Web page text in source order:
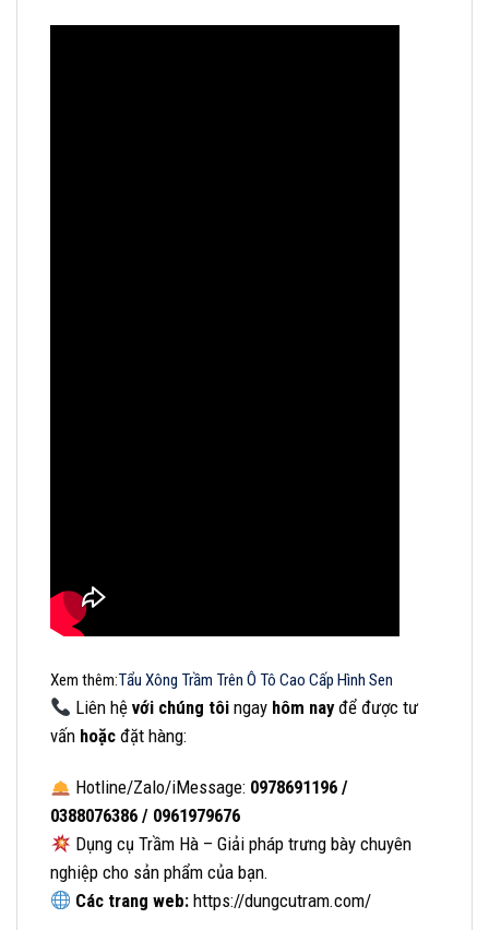
Xem thêm:Tẩu Xông Trầm Trên Ô Tô Cao Cấp Hình Sen
Liên hệvới chúng tôi ngay hôm nayđể được tư
vấn hoặc đặt hàng:
Hotline/Zalo/iMessage: 0978691196 /
0388076386 / 0961979676
Dụng cụ Trầm Hà – Giải pháp trưng bày chuyên
nghiệp cho sản phẩm của bạn.
Các trang web: https://dungcutram.com/